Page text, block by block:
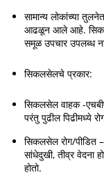
सामान्य लोकांच्या
आढळून आले आहे.
समूळ उपचार उपलब्‍ध
सिकलसेलचे प्रकार:
सिकलसेल वाहक -
परंतु पुढील पिढीमध्ये
सिकलसेल रोग/पीडित
सांधेदुखी, तीव्र वेदना
होतो.